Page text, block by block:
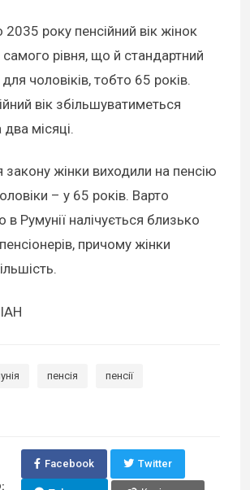
року пенсійний вік жінок
рівня, що й стандартний
для чоловіків, тобто 65 років.
вік збільшуватиметься
місяці.
закону жінки виходили на пенсію
– у 65 років. Варто
в Румунії налічується близько
причому жінки
пенсія пенсії
Facebook Twitter